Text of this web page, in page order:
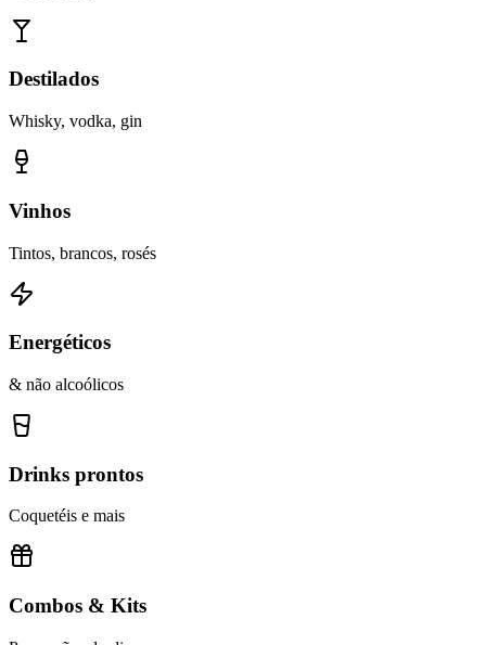
Destilados
Whisky, vodka, gin
Vinhos
Tintos, brancos, rosés
Energéticos
& não alcoólicos
Drinks prontos
Coquetéis e mais
Combos & Kits